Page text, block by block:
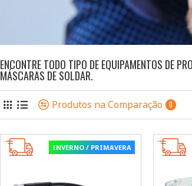
ENCONTRE TODO TIPO DE EQUIPAMENTOS DE
MÁSCARAS DE SOLDAR.
Produtos na Comparação 0
INVERNO / PRIMAVERA